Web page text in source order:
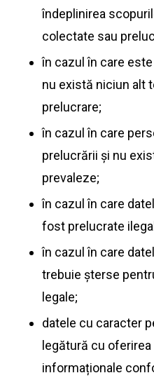
îndeplinirea
colectate sau
în cazul în care
nu există niciun alt
prelucrare;
în cazul în care
prelucrării și nu
prevaleze;
în cazul în care
fost prelucrate
în cazul în care
trebuie șterse
legale;
datele cu caracter
legătură cu
informaționale